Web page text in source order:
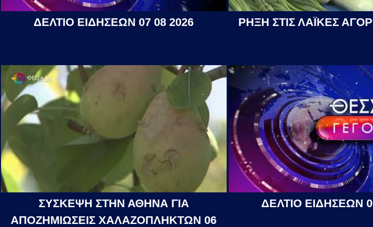
ΔΕΛΤΙΟ ΕΙΔΗΣΕΩΝ 07 08 2026 ΡΗΞΗ ΣΤΙΣ ΛΑΪΚΕΣ
ΣΥΣΚΕΨΗ ΣΤΗΝ ΑΘΗΝΑ ΓΙΑ
ΑΠΟΖΗΜΙΩΣΕΙΣ ΧΑΛΑΖΟΠΛΗΚΤΩΝ 06
ΔΕΛΤΙΟ ΕΙΔΗΣΕΩΝ